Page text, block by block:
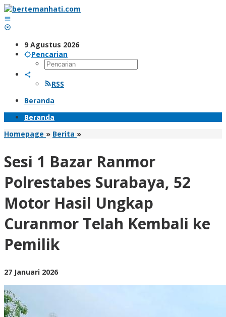
Lewati
ke
konten
9 Agustus 2026
Pencarian
RSS
Beranda
Beranda
Homepage » Berita »Sesi
Ranmor
Surabaya,
52
Motor
Hasil
Ungkap
Curanmor
Sesi 1 Bazar Ranmor
Polrestabes Surabaya, 52
Motor Hasil Ungkap
Curanmor Telah Kembali ke
Pemilik
27 Januari 2026oleh